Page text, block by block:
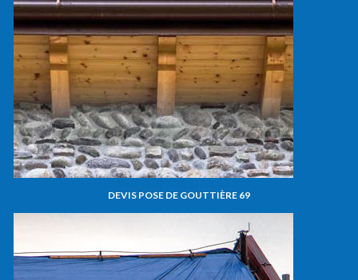
DEVIS POSE DE GOUTTIÈRE 69